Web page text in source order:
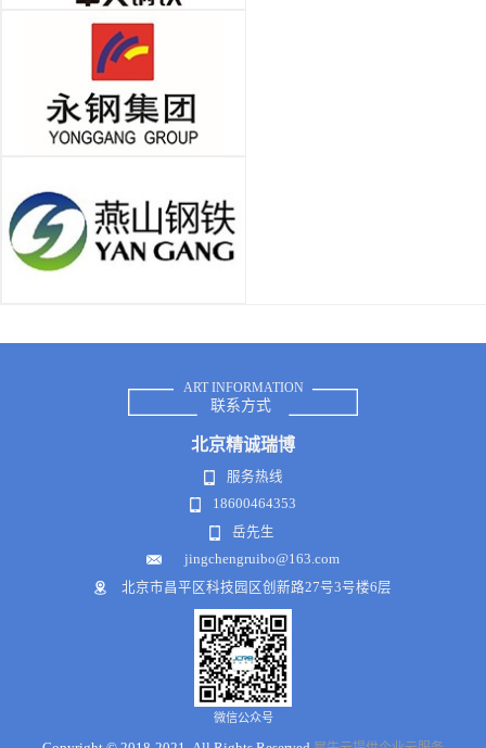
ART INFORMATION
联系方式
北京精诚瑞博
服务热线
18600464353
岳先生
jingchengruibo@163.com
北京市昌平区科技园区创新路27号3号楼6层
微信公众号